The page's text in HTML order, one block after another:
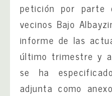
petición por parte
vecinos Bajo
informe de las
último trimestre y
se ha
adjunta como